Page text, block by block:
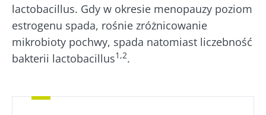
lactobacillus. Gdy w okresie menopauzy poziom
estrogenu spada, rośnie zróżnicowanie
mikrobioty pochwy, spada natomiast liczebność
bakterii lactobacillus1,2.